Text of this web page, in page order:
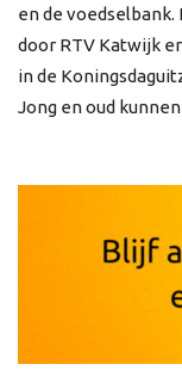
en de
door RTV Katwijk
in de
Jong en oud